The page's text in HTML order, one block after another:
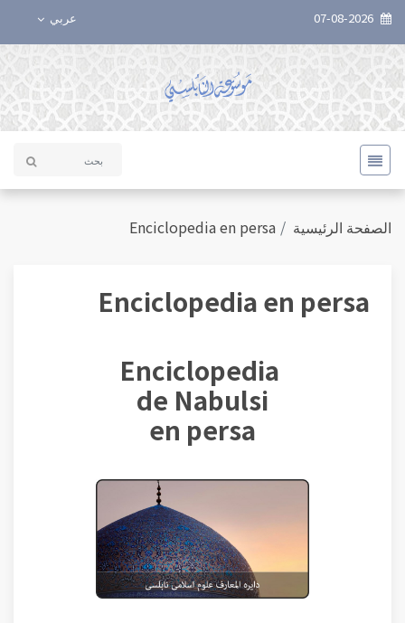
عربي
الصفحة الرئيسية Enciclopedia en persa
Enciclopedia en persa
Enciclopedia
de Nabulsi
en persa